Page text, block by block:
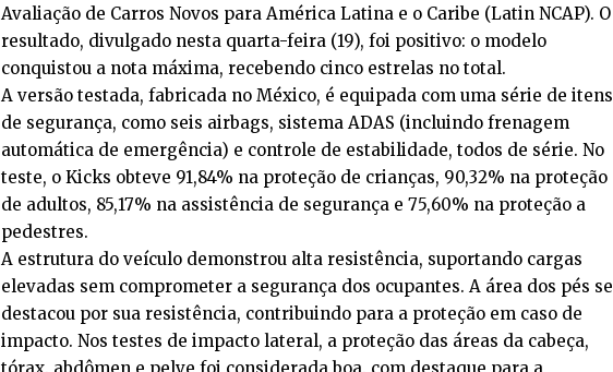
Avaliação de Carros Novos para América Latina e o Caribe (Latin NCAP). O
resultado, divulgado nesta quarta-feira (19), foi positivo: o modelo
conquistou a nota máxima, recebendo cinco estrelas no total.
A versão testada, fabricada no México, é equipada com uma série de itens
de segurança, como seis airbags, sistema ADAS (incluindo frenagem
automática de emergência) e controle de estabilidade, todos de série. No
teste, o Kicks obteve 91,84% na proteção de crianças, 90,32% na proteção
de adultos, 85,17% na assistência de segurança e 75,60% na proteção a
pedestres.
A estrutura do veículo demonstrou alta resistência, suportando cargas
elevadas sem comprometer a segurança dos ocupantes. A área dos pés se
destacou por sua resistência, contribuindo para a proteção em caso de
impacto. Nos testes de impacto lateral, a proteção das áreas da cabeça,